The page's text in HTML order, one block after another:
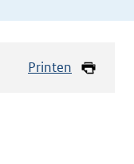
Printen